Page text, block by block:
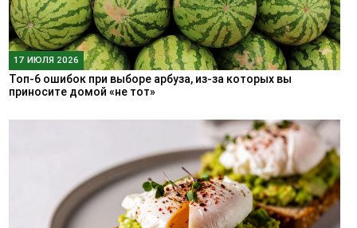
17 ИЮЛЯ 2026
Топ-6 ошибок при выборе арбуза, из-за которых вы
приносите домой «не тот»